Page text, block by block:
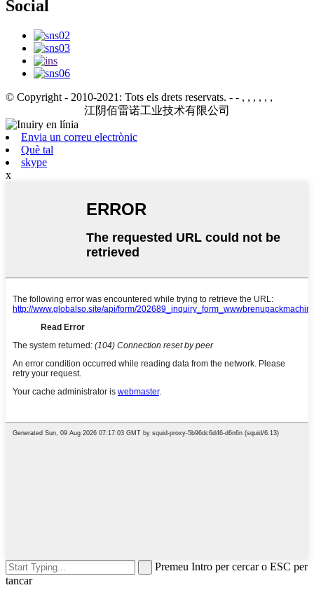
Social
© Copyright - 2010-2021: Tots els drets reservats. - - , , , , , ,
江阴佰雷诺工业技术有限公司
Envia un correu electrònic
Què tal
skype
x
Premeu Intro per cercar o ESC per
tancar